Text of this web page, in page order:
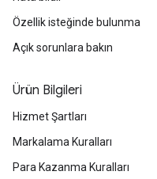
Özellik isteğinde bulunma
Açık sorunlara bakın
Ürün Bilgileri
Hizmet Şartları
Markalama Kuralları
Para Kazanma Kuralları